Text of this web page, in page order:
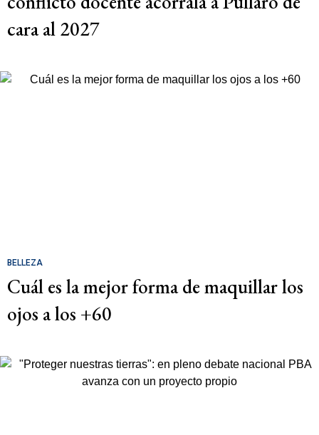
cara al 2027
BELLEZA
Cuál es la mejor forma de maquillar los
ojos a los +60